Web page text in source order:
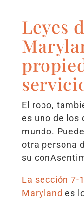
Leyes
El robo,
es uno de los
mundo.
otra persona
su
La sección 7-
Maryland es